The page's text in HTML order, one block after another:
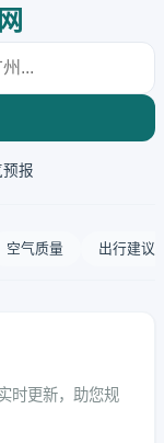
报
空气质量 出行建议
时更新，助您规